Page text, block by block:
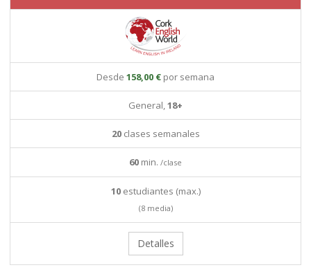
Desde 158,00 € por semana
General,18+
20clases semanales
60 min. /clase
10estudiantes (max.)
(8 media)
Detalles